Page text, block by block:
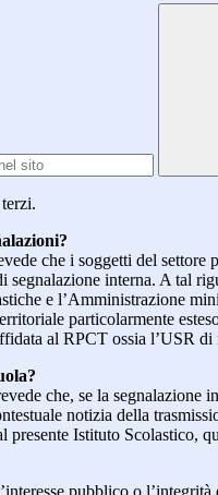
che i soggetti del
segnalazione interna. A tal
e l’Amministrazione
particolarmente
al RPCT ossia l’USR
che, se la segnalazione
notizia della
Istituto Scolastico,